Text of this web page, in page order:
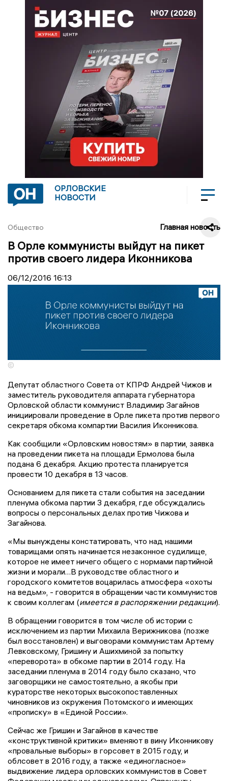
ОРЛОВСКИЕ
НОВОСТИ
Общество Главная новость
В Орле коммунисты выйдут на пикет
против своего лидера Иконникова
06/12/2016 16:13
©
Депутат областного Совета от КПРФ Андрей Чижов и
заместитель руководителя аппарата губернатора
Орловской области коммунист Владимир Загайнов
инициировали проведение в Орле пикета против первого
секретаря обкома компартии Василия Иконникова.
Как сообщили «Орловским новостям» в партии, заявка
на проведении пикета на площади Ермолова была
подана 6 декабря. Акцию протеста планируется
провести 10 декабря в 13 часов.
Основанием для пикета стали события на заседании
пленума обкома партии 3 декабря, где обсуждались
вопросы о персональных делах против Чижова и
Загайнова.
«Мы вынуждены констатировать, что над нашими
товарищами опять начинается незаконное судилище,
которое не имеет ничего общего с нормами партийной
жизни и морали…В руководстве областного и
городского комитетов воцарилась атмосфера «охоты
на ведьм», - говорится в обращении части коммунистов
к своим коллегам (имеется в распоряжении редакции).
В обращении говорится в том числе об истории с
исключением из партии Михаила Верижникова (позже
был восстановлен) и выговорами коммунистам Артему
Левковскому, Гришину и Ашихминой за попытку
«переворота» в обкоме партии в 2014 году. На
заседании пленума в 2014 году было сказано, что
заговорщики не самостоятельно, а якобы при
кураторстве некоторых высокопоставленных
чиновников из окружения Потомского и имеющих
«прописку» в «Единой России».
Сейчас же Гришин и Загайнов в качестве
«конструктивной критики» вменяют в вину Иконникову
«провальные выборы» в горсовет в 2015 году, и
облсовет в 2016 году, а также «единогласное»
выдвижение лидера орловских коммунистов в Совет